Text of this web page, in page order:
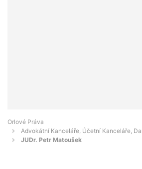
Orlové Práva
Advokátní Kanceláře, Účetní Kanceláře,
JUDr. Petr Matoušek